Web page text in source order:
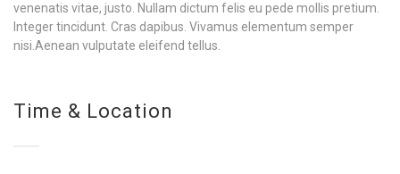
venenatis vitae, justo. Nullam dictum felis eu pede mollis pretium.
Integer tincidunt. Cras dapibus. Vivamus elementum semper
nisi.Aenean vulputate eleifend tellus.
Time & Location